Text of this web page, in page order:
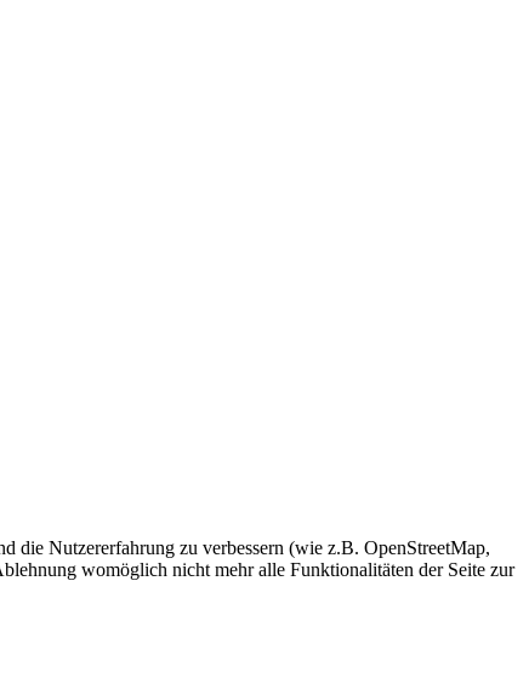
die Nutzererfahrung zu verbessern (wie z.B. OpenStreetMap,
womöglich nicht mehr alle Funktionalitäten der Seite zur